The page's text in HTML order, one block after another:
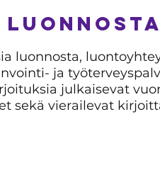
luonnosta,
ja
julkaisevat
sekä vierailevat